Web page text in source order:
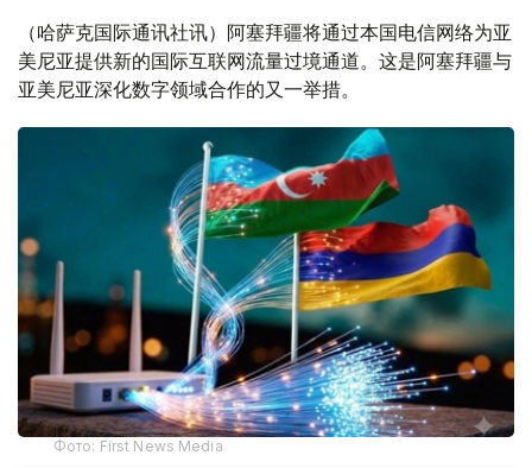
（哈萨克国际通讯社讯）阿塞拜疆将通过本国电信网络为亚
美尼亚提供新的国际互联网流量过境通道。这是阿塞拜疆与
亚美尼亚深化数字领域合作的又一举措。
Фото: First News Media